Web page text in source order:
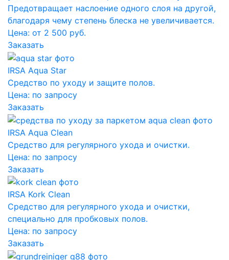
Предотвращает наслоение одного слоя на другой,
благодаря чему степень блеска не увеличивается.
Цена: от 2 500 руб.
Заказать
IRSA Aqua Star
Средство по уходу и защите полов.
Цена: по запросу
Заказать
IRSA Aqua Clean
Средство для регулярного ухода и очистки.
Цена: по запросу
Заказать
IRSA Kork Clean
Средство для регулярного ухода и очистки,
специально для пробковых полов.
Цена: по запросу
Заказать